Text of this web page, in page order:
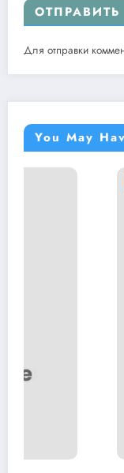
Для отправки
You May